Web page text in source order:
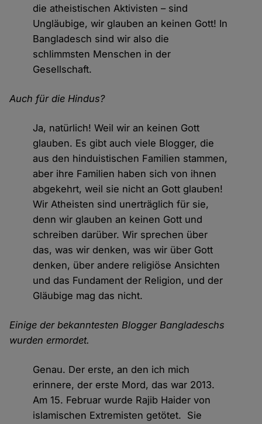
die atheistischen Aktivisten – sind
Ungläubige, wir glauben an keinen Gott! In
Bangladesch sind wir also die
schlimmsten Menschen in der
Gesellschaft.
Auch für die Hindus?
Ja, natürlich! Weil wir an keinen Gott
glauben. Es gibt auch viele Blogger, die
aus den hinduistischen Familien stammen,
aber ihre Familien haben sich von ihnen
abgekehrt, weil sie nicht an Gott glauben!
Wir Atheisten sind unerträglich für sie,
denn wir glauben an keinen Gott und
schreiben darüber. Wir sprechen über
das, was wir denken, was wir über Gott
denken, über andere religiöse Ansichten
und das Fundament der Religion, und der
Gläubige mag das nicht.
Einige der bekanntesten Blogger Bangladeschs
wurden ermordet.
Genau. Der erste, an den ich mich
erinnere, der erste Mord, das war 2013.
Am 15. Februar wurde Rajib Haider von
islamischen Extremisten getötet. Sie